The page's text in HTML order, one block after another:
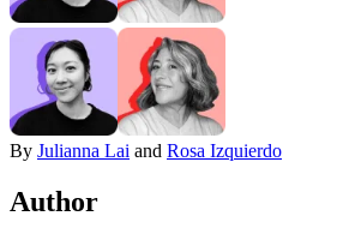
By Julianna Lai and Rosa Izquierdo
Author